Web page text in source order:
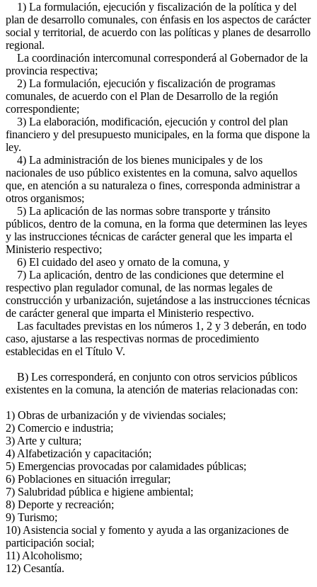
1) La formulación, ejecución y fiscalización de la política y del
plan de desarrollo comunales, con énfasis en los aspectos de carácter
social y territorial, de acuerdo con las políticas y planes de desarrollo
regional.
La coordinación intercomunal corresponderá al Gobernador de la
provincia respectiva;
2) La formulación, ejecución y fiscalización de programas
comunales, de acuerdo con el Plan de Desarrollo de la región
correspondiente;
3) La elaboración, modificación, ejecución y control del plan
financiero y del presupuesto municipales, en la forma que dispone la
ley.
4) La administración de los bienes municipales y de los
nacionales de uso público existentes en la comuna, salvo aquellos
que, en atención a su naturaleza o fines, corresponda administrar a
otros organismos;
5) La aplicación de las normas sobre transporte y tránsito
públicos, dentro de la comuna, en la forma que determinen las leyes
y las instrucciones técnicas de carácter general que les imparta el
Ministerio respectivo;
6) El cuidado del aseo y ornato de la comuna, y
7) La aplicación, dentro de las condiciones que determine el
respectivo plan regulador comunal, de las normas legales de
construcción y urbanización, sujetándose a las instrucciones técnicas
de carácter general que imparta el Ministerio respectivo.
Las facultades previstas en los números 1, 2 y 3 deberán, en todo
caso, ajustarse a las respectivas normas de procedimiento
establecidas en el Título V.
B) Les corresponderá, en conjunto con otros servicios públicos
existentes en la comuna, la atención de materias relacionadas con:
1) Obras de urbanización y de viviendas sociales;
2) Comercio e industria;
3) Arte y cultura;
4) Alfabetización y capacitación;
5) Emergencias provocadas por calamidades públicas;
6) Poblaciones en situación irregular;
7) Salubridad pública e higiene ambiental;
8) Deporte y recreación;
9) Turismo;
10) Asistencia social y fomento y ayuda a las organizaciones de
participación social;
11) Alcoholismo;
12) Cesantía.